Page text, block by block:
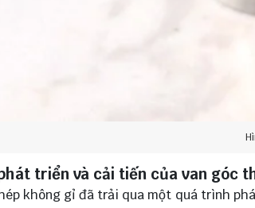
triển và cải tiến của van góc
không gỉ đã trải qua một quá trình